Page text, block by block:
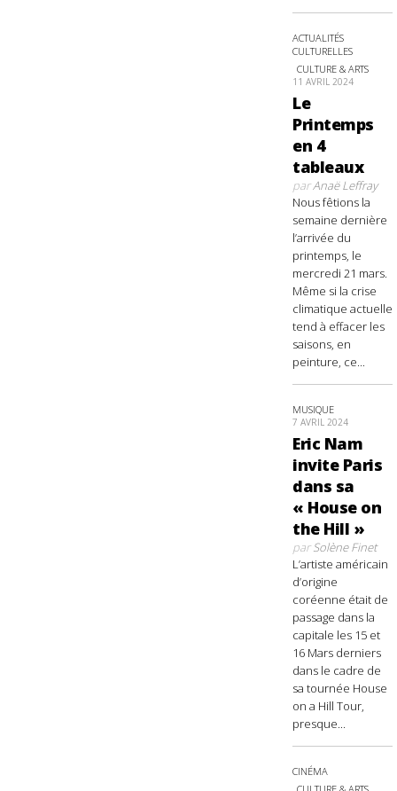
ACTUALITÉS
CULTURELLES
CULTURE & ARTS
11 AVRIL 2024
Le
Printemps
en 4
tableaux
parAnaë Leffray
Nous fêtions la
semaine dernière
l’arrivée du
printemps, le
mercredi 21 mars.
Même si la crise
climatique actuelle
tend à effacer les
saisons, en
peinture, ce...
MUSIQUE
7 AVRIL 2024
Eric Nam
invite Paris
dans sa
« House on
the Hill »
parSolène Finet
L’artiste américain
d’origine
coréenne était de
passage dans la
capitale les 15 et
16 Mars derniers
dans le cadre de
sa tournée House
on a Hill Tour,
presque...
CINÉMA